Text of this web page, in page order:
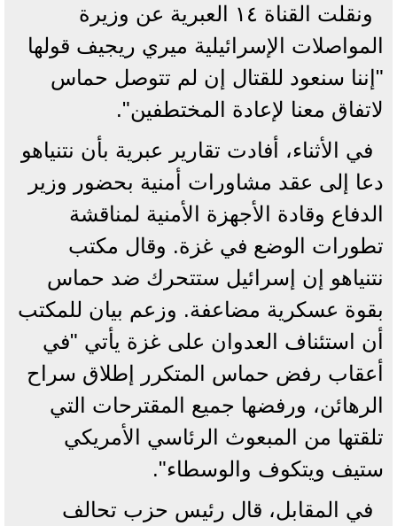
ونقلت القناة ١٤ العبرية عن وزيرة
المواصلات الإسرائيلية ميري ريجيف قولها
"إننا سنعود للقتال إن لم تتوصل حماس
لاتفاق معنا لإعادة المختطفين".
في الأثناء، أفادت تقارير عبرية بأن نتنياهو
دعا إلى عقد مشاورات أمنية بحضور وزير
الدفاع وقادة الأجهزة الأمنية لمناقشة
تطورات الوضع في غزة. وقال مكتب
نتنياهو إن إسرائيل ستتحرك ضد حماس
بقوة عسكرية مضاعفة. وزعم بيان للمكتب
أن استئناف العدوان على غزة يأتي "في
أعقاب رفض حماس المتكرر إطلاق سراح
الرهائن، ورفضها جميع المقترحات التي
تلقتها من المبعوث الرئاسي الأمريكي
ستيف ويتكوف والوسطاء".
في المقابل، قال رئيس حزب تحالف